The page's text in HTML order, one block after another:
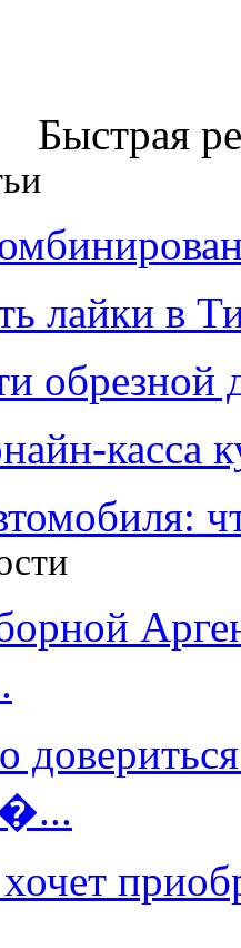
Быстрая
лайки в
обрезной
касса